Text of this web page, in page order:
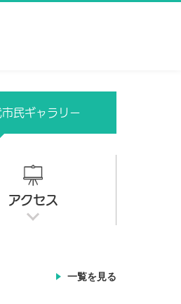
民ギャラリー
アクセス
一覧を見る